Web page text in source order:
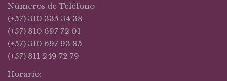
Números de Teléfono
(+57) 310 335 34 38
(+57) 310 697 72 01
(+57) 310 697 93 85
(+57) 311 249 72 79
Horario: